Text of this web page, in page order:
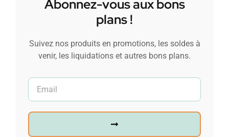
Abonnez-vous aux bons
plans !
Suivez nos produits en promotions, les soldes à
venir, les liquidations et autres bons plans.